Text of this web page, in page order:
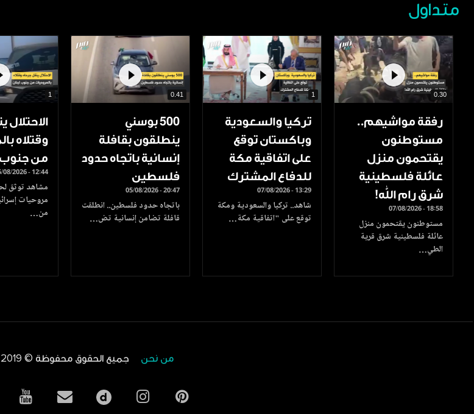
متداول
0.30
رفقة مواشيهم..
مستوطنون
يقتحمون منزل
عائلة فلسطينية
شرق رام الله!
07/08/2026 - 18:58
مستوطنون يقتحمون منزل
عائلة فلسطينية شرق قرية
الطي…
1
تركيا والسعودية
وباكستان توقع
على اتفاقية مكة
للدفاع المشترك
07/08/2026 - 13:29
شاهد.. تركيا والسعودية ومكة
توقع على "اتفاقية مكة…
0.41
500 بوسني
ينطلقون بقافلة
إنسانية باتجاه حدود
فلسطين
05/08/2026 - 20:47
باتجاه حدود فلسطين.. انطلقت
قافلة تضامن إنسانية تض…
1
الاحتلال
وقتلاه
من جنوب
08/2026 - 12:44
مشاهد توثق
مروحيات
من…
من نحن جميع الحقوق محفوظة © 2019